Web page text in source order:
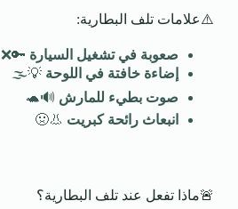
⚠️علامات تلف البطارية:
صعوبة في تشغيل السيارة 🔑❌
إضاءة خافتة في اللوحة 💡🌫️
صوت بطيء للمارش 🔊🐢
انبعاث رائحة كبريت 👃🤢
🚨ماذا تفعل عند تلف البطارية؟